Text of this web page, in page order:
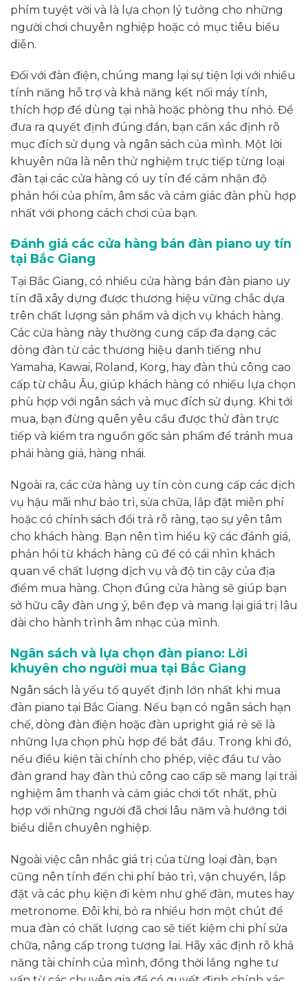
phím tuyệt vời và là lựa chọn lý tưởng cho những
người chơi chuyên nghiệp hoặc có mục tiêu biểu
diễn.
Đối với đàn điện, chúng mang lại sự tiện lợi với nhiều
tính năng hỗ trợ và khả năng kết nối máy tính,
thích hợp để dùng tại nhà hoặc phòng thu nhỏ. Để
đưa ra quyết định đúng đắn, bạn cần xác định rõ
mục đích sử dụng và ngân sách của mình. Một lời
khuyên nữa là nên thử nghiệm trực tiếp từng loại
đàn tại các cửa hàng có uy tín để cảm nhận độ
phản hồi của phím, âm sắc và cảm giác đàn phù hợp
nhất với phong cách chơi của bạn.
Đánh giá các cửa hàng bán đàn piano uy tín
tại Bắc Giang
Tại Bắc Giang, có nhiều cửa hàng bán đàn piano uy
tín đã xây dựng được thương hiệu vững chắc dựa
trên chất lượng sản phẩm và dịch vụ khách hàng.
Các cửa hàng này thường cung cấp đa dạng các
dòng đàn từ các thương hiệu danh tiếng như
Yamaha, Kawai, Roland, Korg, hay đàn thủ công cao
cấp từ châu Âu, giúp khách hàng có nhiều lựa chọn
phù hợp với ngân sách và mục đích sử dụng. Khi tới
mua, bạn đừng quên yêu cầu được thử đàn trực
tiếp và kiểm tra nguồn gốc sản phẩm để tránh mua
phải hàng giả, hàng nhái.
Ngoài ra, các cửa hàng uy tín còn cung cấp các dịch
vụ hậu mãi như bảo trì, sửa chữa, lắp đặt miễn phí
hoặc có chính sách đổi trả rõ ràng, tạo sự yên tâm
cho khách hàng. Bạn nên tìm hiểu kỹ các đánh giá,
phản hồi từ khách hàng cũ để có cái nhìn khách
quan về chất lượng dịch vụ và độ tin cậy của địa
điểm mua hàng. Chọn đúng cửa hàng sẽ giúp bạn
sở hữu cây đàn ưng ý, bền đẹp và mang lại giá trị lâu
dài cho hành trình âm nhạc của mình.
Ngân sách và lựa chọn đàn piano: Lời
khuyên cho người mua tại Bắc Giang
Ngân sách là yếu tố quyết định lớn nhất khi mua
đàn piano tại Bắc Giang. Nếu bạn có ngân sách hạn
chế, dòng đàn điện hoặc đàn upright giá rẻ sẽ là
những lựa chọn phù hợp để bắt đầu. Trong khi đó,
nếu điều kiện tài chính cho phép, việc đầu tư vào
đàn grand hay đàn thủ công cao cấp sẽ mang lại trải
nghiệm âm thanh và cảm giác chơi tốt nhất, phù
hợp với những người đã chơi lâu năm và hướng tới
biểu diễn chuyên nghiệp.
Ngoài việc cân nhắc giá trị của từng loại đàn, bạn
cũng nên tính đến chi phí bảo trì, vận chuyển, lắp
đặt và các phụ kiện đi kèm như ghế đàn, mutes hay
metronome. Đôi khi, bỏ ra nhiều hơn một chút để
mua đàn có chất lượng cao sẽ tiết kiệm chi phí sửa
chữa, nâng cấp trong tương lai. Hãy xác định rõ khả
năng tài chính của mình, đồng thời lắng nghe tư